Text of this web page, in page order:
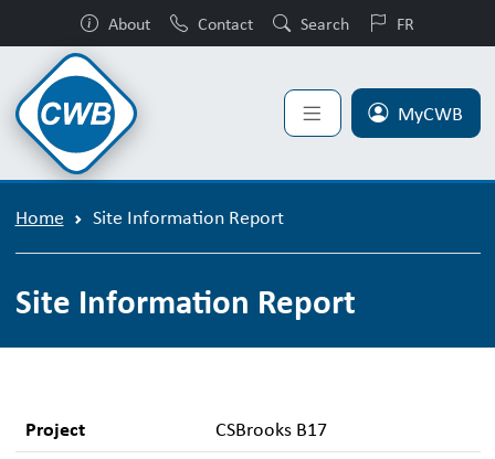
About Contact Search FR
MyCWB
Home Site Information Report
Site Information Report
Project CSBrooks B17